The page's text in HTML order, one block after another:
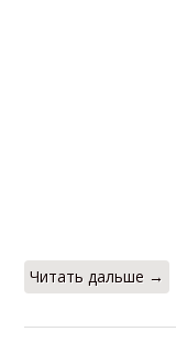
Читать дальше →